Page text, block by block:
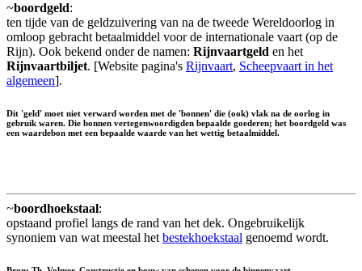
~boordgeld:
ten tijde van de geldzuivering van na de tweede Wereldoorlog in
omloop gebracht betaalmiddel voor de internationale vaart (op de
Rijn). Ook bekend onder de namen: Rijnvaartgeld en het
Rijnvaartbiljet. [Website pagina's Rijnvaart, Scheepvaart in het
algemeen].
Dit 'geld' moet niet verward worden met de 'bonnen' die (ook) vlak na de oorlog in
gebruik waren. Die bonnen vertegenwoordigden bepaalde goederen; het boordgeld was
een waardebon met een bepaalde waarde van het wettig betaalmiddel.
~boordhoekstaal:
opstaand profiel langs de rand van het dek. Ongebruikelijk
synoniem van wat meestal het bestekhoekstaal genoemd wordt.